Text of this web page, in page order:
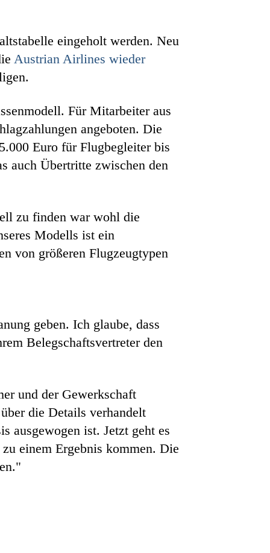
eingeholt werden. Neu
Austrian Airlines wieder
Für Mitarbeiter aus
angeboten. Die
Euro für Flugbegleiter bis
auch Übertritte zwischen den
zu finden war wohl die
Modells ist ein
von größeren Flugzeugtypen
geben. Ich glaube, dass
Belegschaftsvertreter den
und der Gewerkschaft
die Details verhandelt
ausgewogen ist. Jetzt geht es
einem Ergebnis kommen. Die